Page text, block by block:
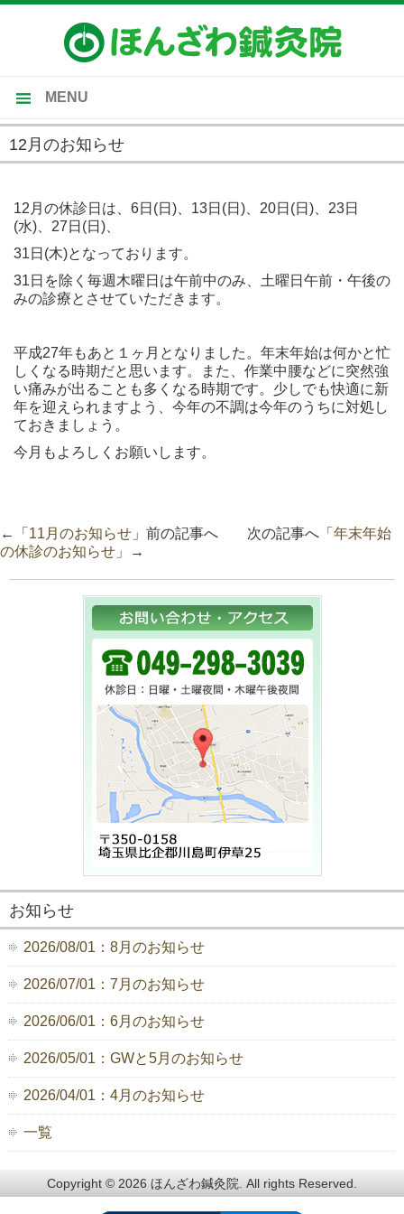
MENU
トップ
施術内容
受付時間・施術料金
12月のお知らせ
12月の休診日は、6日(日)、13日(日)、20日(日)、23日
(水)、27日(日)、
31日(木)となっております。
31日を除く毎週木曜日は午前中のみ、土曜日午前・午後の
みの診療とさせていただきます。
平成27年もあと１ヶ月となりました。年末年始は何かと忙
しくなる時期だと思います。また、作業中腰などに突然強
い痛みが出ることも多くなる時期です。少しでも快適に新
年を迎えられますよう、今年の不調は今年のうちに対処し
ておきましょう。
今月もよろしくお願いします。
←「 11月のお知らせ 」前の記事へ 次の記事へ「 年末年始
の休診のお知らせ 」→
お知らせ
2026/08/01：8月のお知らせ
2026/07/01：7月のお知らせ
2026/06/01：6月のお知らせ
2026/05/01：GWと5月のお知らせ
2026/04/01：4月のお知らせ
一覧
Copyright © 2026 ほんざわ鍼灸院. All rights Reserved.